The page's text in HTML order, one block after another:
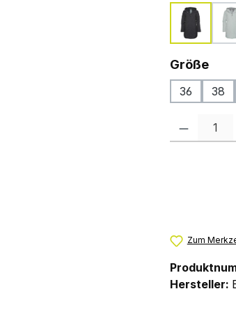
black
Größe
36 38
Produkt
Zum
Hersteller: